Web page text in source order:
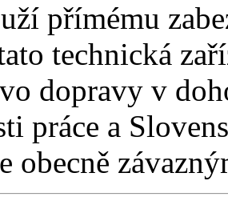
přímému
technická
dopravy v
práce a
obecně